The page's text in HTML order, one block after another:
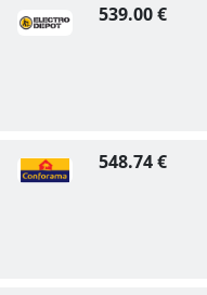
539.00 €
548.74 €